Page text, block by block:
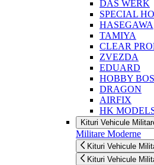
DAS WERK
SPECIAL
HASEGAWA
TAMIYA
CLEAR
ZVEZDA
EDUARD
HOBBY
DRAGON
AIRFIX
HK
Kituri Vehicule
Militare Moderne
Kituri Vehicule
Kituri Vehicule